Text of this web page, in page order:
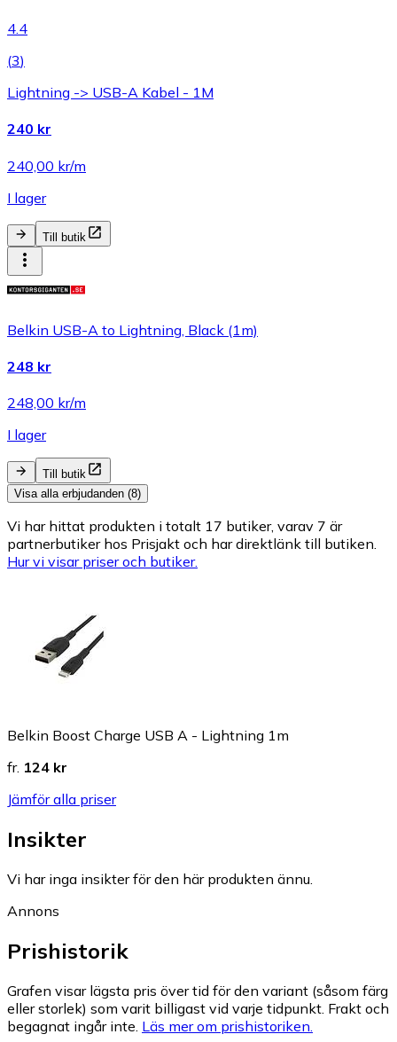
4.4
(3)
Lightning -> USB-A Kabel - 1M
240 kr
240,00 kr/m
I lager
Till butik
Belkin USB-A to Lightning, Black (1m)
248 kr
248,00 kr/m
I lager
Till butik
Visa alla erbjudanden (8)
Vi har hittat produkten i totalt 17 butiker, varav 7 är
partnerbutiker hos Prisjakt och har direktlänk till butiken.
Hur vi visar priser och butiker.
Belkin Boost Charge USB A - Lightning 1m
fr. 124 kr
Jämför alla priser
Insikter
Vi har inga insikter för den här produkten ännu.
Annons
Prishistorik
Grafen visar lägsta pris över tid för den variant (såsom färg
eller storlek) som varit billigast vid varje tidpunkt. Frakt och
begagnat ingår inte. Läs mer om prishistoriken.